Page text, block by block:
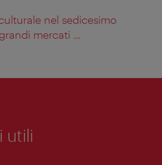
nel sedicesimo
mercati ...
utili